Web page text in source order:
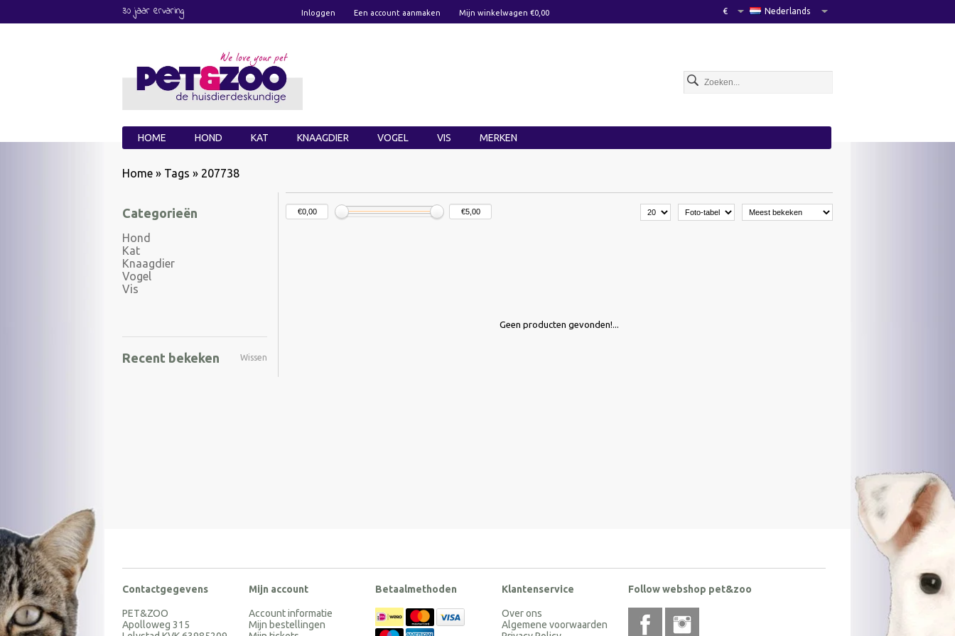
30 jaar ervaring Inloggen Een account aanmaken Mijn winkelwagen €0,00 Nederlands
€
HOME HOND KAT KNAAGDIER VOGEL VIS MERKEN
Home » Tags » 207738
Categorieën
Hond
Kat
Knaagdier
Vogel
Vis
Recent bekeken Wissen
Geen producten gevonden!...
Contactgegevens
PET&ZOO
Apolloweg 315
Mijn account
Account informatie
Mijn bestellingen
Betaalmethoden Klantenservice
Over ons
Algemene voorwaarden
Follow webshop pet&zoo